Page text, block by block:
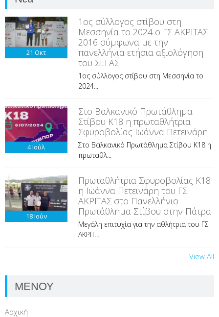
21 Οκτ
1ος σύλλογος στίβου στη
Μεσσηνία το 2024 ο ΓΣ ΑΚΡΙΤΑΣ
2016 σύμφωνα με την
πανελλήνια ετήσια αξιολόγηση
του ΣΕΓΑΣ
1ος σύλλογος στίβου στη Μεσσηνία το
2024...
4Ιούλ
Στο Βαλκανικό Πρωτάθλημα
Στίβου Κ18 η πρωταθλήτρια
Σφυροβολίας Ιωάννα Πετεινάρη
Στο Βαλκανικό Πρωτάθλημα Στίβου Κ18 η
πρωταθλ...
18Ιούν
Πρωταθλήτρια Σφυροβολίας Κ18
η Ιωάννα Πετεινάρη του ΓΣ
ΑΚΡΙΤΑΣ στο Πανελλήνιο
Πρωτάθλημα Στίβου στην Πάτρα
Μεγάλη επιτυχία για την αθλήτρια του ΓΣ
ΑΚΡΙΤ...
View All
ΜΕΝΟΥ
Αρχική